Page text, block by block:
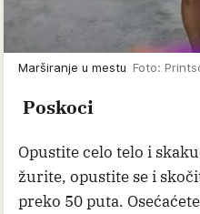
Marširanje u mestu Foto:
Poskoci
Opustite celo telo i
žurite, opustite se i
preko 50 puta.